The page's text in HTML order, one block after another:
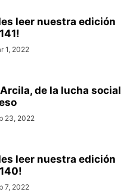
leer nuestra edición
1, 2022
de la lucha social
23, 2022
leer nuestra edición
7, 2022